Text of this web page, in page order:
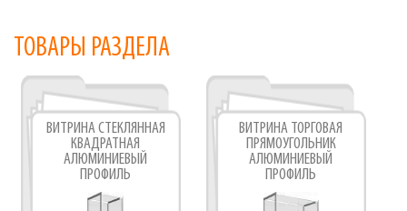
ТОВАРЫ РАЗДЕЛА
ВИТРИНА СТЕКЛЯННАЯ
КВАДРАТНАЯ
АЛЮМИНИЕВЫЙ
ПРОФИЛЬ
ВИТРИНА ТОРГОВАЯ
ПРЯМОУГОЛЬНИК
АЛЮМИНИЕВЫЙ
ПРОФИЛЬ